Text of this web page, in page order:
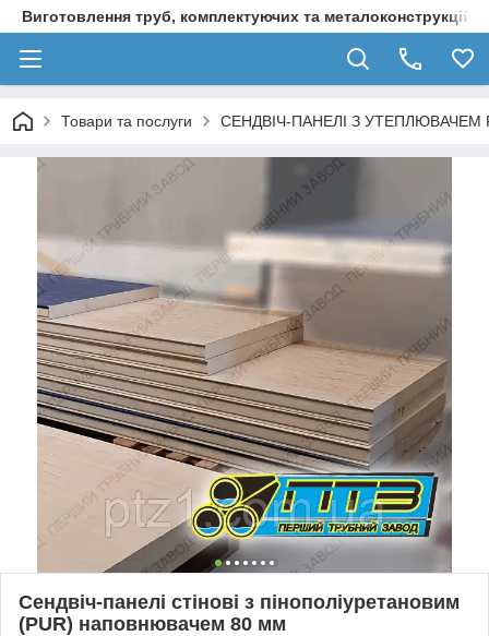
Виготовлення труб, комплектуючих та металоконструкцій
Товари та послуги СЕНДВІЧ-ПАНЕЛІ З УТЕПЛЮВАЧЕМ
Сендвіч-панелі стінові з пінополіуретановим
(PUR) наповнювачем 80 мм